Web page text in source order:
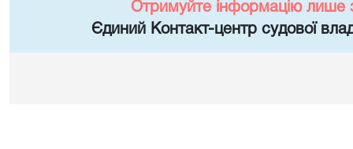
Отримуйте інформацію лише
Єдиний Контакт-центр судової